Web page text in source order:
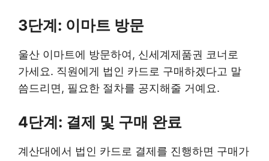
3단계: 이마트 방문
울산 이마트에 방문하여, 신세계제품권 코너로
가세요. 직원에게 법인 카드로 구매하겠다고 말
씀드리면, 필요한 절차를 공지해줄 거예요.
4단계: 결제 및 구매 완료
계산대에서 법인 카드로 결제를 진행하면 구매가